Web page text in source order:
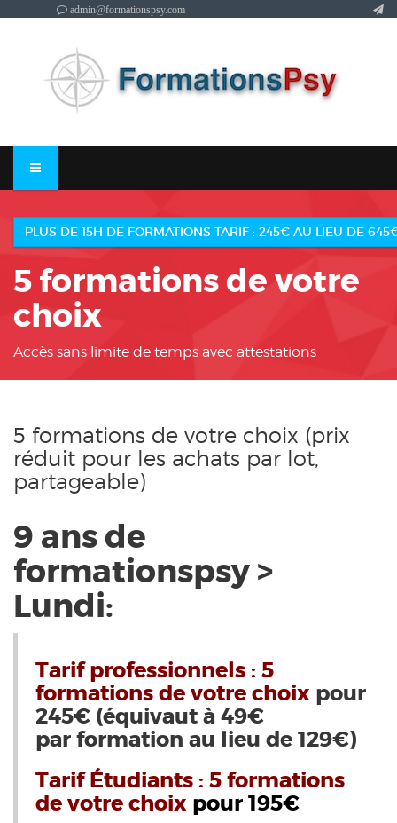
admin@formationspsy.com
PLUS DE 15H DE FORMATIONS TARIF : 245€ AU LIEU DE
5 formations de votre
choix
Accès sans limite de temps avec attestations
5 formations de votre choix (prix
réduit pour les achats par lot,
partageable)
9 ans de
formationspsy >
Lundi:
Tarif professionnels : 5
formations de votre choix pour
245€ (équivaut à 49€
par formation au lieu de 129€)
Tarif Étudiants : 5 formations
de votre choix pour 195€